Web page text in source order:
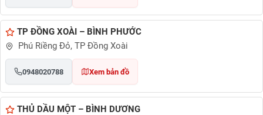
TP ĐỒNG XOÀI – BÌNH PHƯỚC
Phú Riềng Đỏ, TP Đồng Xoài
0948020788 Xem bản đồ
THỦ DẦU MỘT – BÌNH DƯƠNG